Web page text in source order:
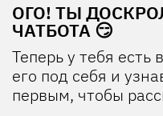
ОГО! ТЫ
ЧАТБОТА 😏
Теперь у тебя есть
его под себя и
первым, чтобы